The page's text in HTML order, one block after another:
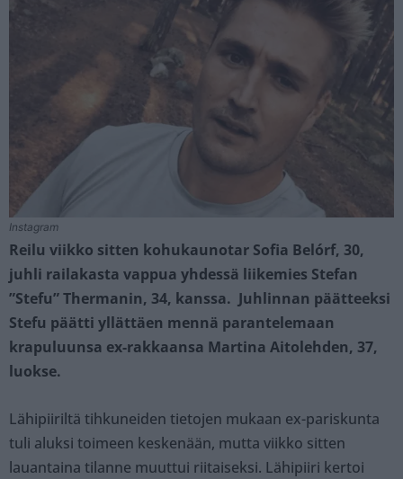
Instagram
Reilu viikko sitten kohukaunotar Sofia Belórf, 30,
juhli railakasta vappua yhdessä liikemies Stefan
”Stefu” Thermanin, 34, kanssa. Juhlinnan päätteeksi
Stefu päätti yllättäen mennä parantelemaan
krapuluunsa ex-rakkaansa Martina Aitolehden, 37,
luokse.
Lähipiiriltä tihkuneiden tietojen mukaan ex-pariskunta
tuli aluksi toimeen keskenään, mutta viikko sitten
lauantaina tilanne muuttui riitaiseksi. Lähipiiri kertoi